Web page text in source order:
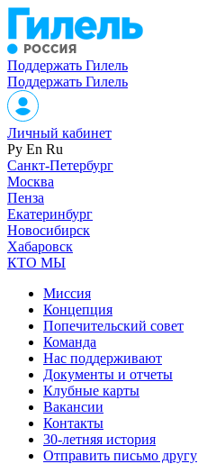
Поддержать Гилель
Поддержать Гилель
Личный кабинет
Ру En Ru
Санкт-Петербург
Москва
Пенза
Екатеринбург
Новосибирск
Хабаровск
КТО МЫ
Миссия
Концепция
Попечительский совет
Команда
Нас поддерживают
Документы и отчеты
Клубные карты
Вакансии
Контакты
30-летняя история
Отправить письмо другу